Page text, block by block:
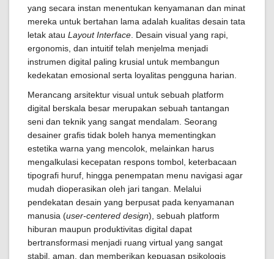
yang secara instan menentukan kenyamanan dan minat
mereka untuk bertahan lama adalah kualitas desain tata
letak atau Layout Interface . Desain visual yang rapi,
ergonomis, dan intuitif telah menjelma menjadi
instrumen digital paling krusial untuk membangun
kedekatan emosional serta loyalitas pengguna harian.
Merancang arsitektur visual untuk sebuah platform
digital berskala besar merupakan sebuah tantangan
seni dan teknik yang sangat mendalam. Seorang
desainer grafis tidak boleh hanya mementingkan
estetika warna yang mencolok, melainkan harus
mengalkulasi kecepatan respons tombol, keterbacaan
tipografi huruf, hingga penempatan menu navigasi agar
mudah dioperasikan oleh jari tangan. Melalui
pendekatan desain yang berpusat pada kenyamanan
manusia (user-centered design), sebuah platform
hiburan maupun produktivitas digital dapat
bertransformasi menjadi ruang virtual yang sangat
stabil, aman, dan memberikan kepuasan psikologis